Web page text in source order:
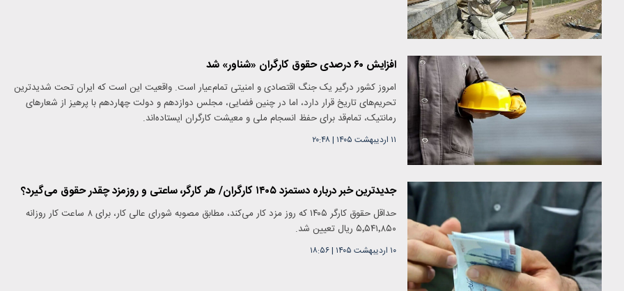
افزایش ۶۰ درصدی حقوق کارگران «شناور» شد
امروز کشور درگیر یک جنگ اقتصادی و امنیتی تمام‌عیار است. واقعیت این است که ایران تحت شدیدترین
تحریم‌های تاریخ قرار دارد، اما در چنین فضایی، مجلس دوازدهم و دولت چهاردهم با پرهیز از شعارهای
رمانتیک، تمام‌قد برای حفظ انسجام ملی و معیشت کارگران ایستاده‌اند.
۱۱ اردیبهشت ۱۴۰۵ |۲۰:۴۸
جدیدترین خبر درباره دستمزد ۱۴۰۵ کارگران/ هر کارگر، ساعتی و روزمزد چقدر حقوق می‌گیرد؟
حداقل حقوق کارگر ۱۴۰۵ که روز مزد کار می‌کند، مطابق مصوبه شورای عالی کار، برای ۸ ساعت کار روزانه
۵٬۵۴۱٬۸۵۰ ریال تعیین شد.
۱۰ اردیبهشت ۱۴۰۵ |۱۸:۵۶